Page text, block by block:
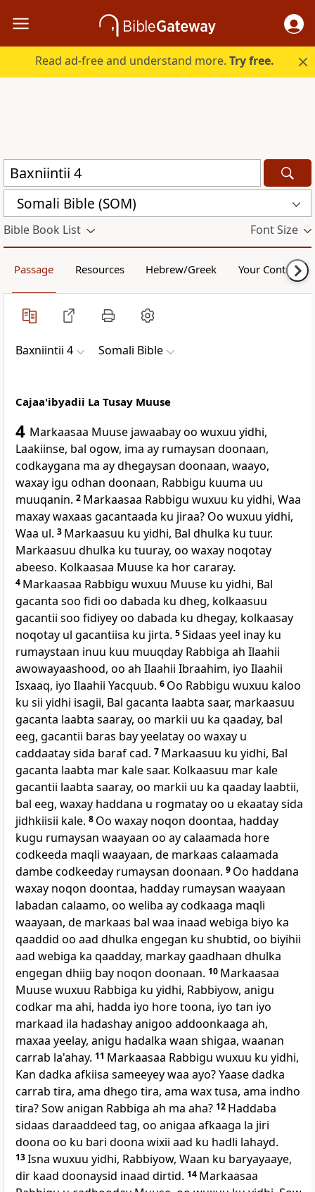
Read ad-free and understand more.Try free.
Somali Bible (SOM)
Bible Book List Font Size
Passage Resources Hebrew/Greek Your Content
Baxniintii 4 Somali Bible
Cajaa'ibyadii La Tusay Muuse
4 Markaasaa Muuse jawaabay oo wuxuu yidhi,
Laakiinse, bal ogow, ima ay rumaysan doonaan,
codkaygana ma ay dhegaysan doonaan, waayo,
waxay igu odhan doonaan, Rabbigu kuuma uu
muuqanin. 2 Markaasaa Rabbigu wuxuu ku yidhi, Waa
maxay waxaas gacantaada ku jiraa? Oo wuxuu yidhi,
Waa ul. 3 Markaasuu ku yidhi, Bal dhulka ku tuur.
Markaasuu dhulka ku tuuray, oo waxay noqotay
abeeso. Kolkaasaa Muuse ka hor cararay.
4 Markaasaa Rabbigu wuxuu Muuse ku yidhi, Bal
gacanta soo fidi oo dabada ku dheg, kolkaasuu
gacantii soo fidiyey oo dabada ku dhegay, kolkaasay
noqotay ul gacantiisa ku jirta. 5Sidaas yeel inay ku
rumaystaan inuu kuu muuqday Rabbiga ah Ilaahii
awowayaashood, oo ah Ilaahii Ibraahim, iyo Ilaahii
Isxaaq, iyo Ilaahii Yacquub. 6 Oo Rabbigu wuxuu kaloo
ku sii yidhi isagii, Bal gacanta laabta saar, markaasuu
gacanta laabta saaray, oo markii uu ka qaaday, bal
eeg, gacantii baras bay yeelatay oo waxay u
caddaatay sida baraf cad. 7 Markaasuu ku yidhi, Bal
gacanta laabta mar kale saar. Kolkaasuu mar kale
gacantii laabta saaray, oo markii uu ka qaaday laabtii,
bal eeg, waxay haddana u rogmatay oo u ekaatay sida
jidhkiisii kale. 8 Oo waxay noqon doontaa, hadday
kugu rumaysan waayaan oo ay calaamada hore
codkeeda maqli waayaan, de markaas calaamada
dambe codkeeday rumaysan doonaan. 9 Oo haddana
waxay noqon doontaa, hadday rumaysan waayaan
labadan calaamo, oo weliba ay codkaaga maqli
waayaan, de markaas bal waa inaad webiga biyo ka
qaaddid oo aad dhulka engegan ku shubtid, oo biyihii
aad webiga ka qaadday, markay gaadhaan dhulka
engegan dhiig bay noqon doonaan. 10 Markaasaa
Muuse wuxuu Rabbiga ku yidhi, Rabbiyow, anigu
codkar ma ahi, hadda iyo hore toona, iyo tan iyo
markaad ila hadashay anigoo addoonkaaga ah,
maxaa yeelay, anigu hadalka waan shigaa, waanan
carrab la'ahay. 11 Markaasaa Rabbigu wuxuu ku yidhi,
Kan dadka afkiisa sameeyey waa ayo? Yaase dadka
carrab tira, ama dhego tira, ama wax tusa, ama indho
tira? Sow anigan Rabbiga ah ma aha? 12 Haddaba
sidaas daraaddeed tag, oo anigaa afkaaga la jiri
doona oo ku bari doona wixii aad ku hadli lahayd.
13Isna wuxuu yidhi, Rabbiyow, Waan ku baryayaaye,
dir kaad doonaysid inaad dirtid. 14 Markaasaa